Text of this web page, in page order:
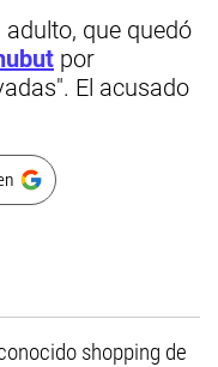
que quedó
por
El acusado
shopping de